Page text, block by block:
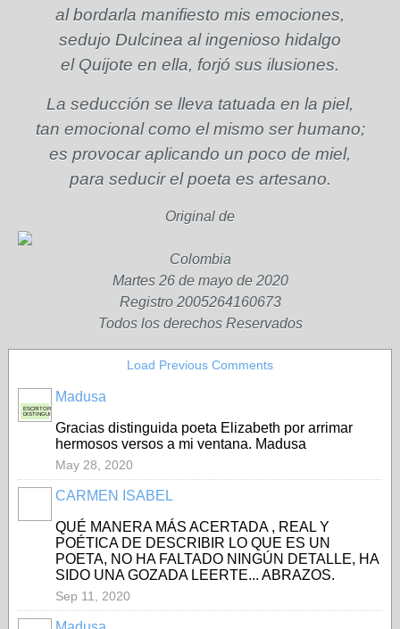
al bordarla manifiesto mis emociones,
sedujo Dulcinea al ingenioso hidalgo
el Quijote en ella, forjó sus ilusiones.
La seducción se lleva tatuada en la piel,
tan emocional como el mismo ser humano;
es provocar aplicando un poco de miel,
para seducir el poeta es artesano.
Original de
Colombia
Martes 26 de mayo de 2020
Registro 2005264160673
Todos los derechos Reservados
Load Previous Comments
ESCRITORA
DISTINGUIDA
Madusa
Gracias distinguida poeta Elizabeth por arrimar
hermosos versos a mi ventana. Madusa
May 28, 2020
CARMEN ISABEL
QUÉ MANERA MÁS ACERTADA , REAL Y
POÉTICA DE DESCRIBIR LO QUE ES UN
POETA, NO HA FALTADO NINGÚN DETALLE, HA
SIDO UNA GOZADA LEERTE... ABRAZOS.
Sep 11, 2020